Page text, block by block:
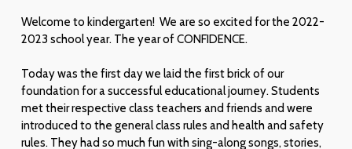
Welcome to kindergarten! We are so excited for the 2022-
2023 school year. The year of CONFIDENCE.
Today was the first day we laid the first brick of our
foundation for a successful educational journey. Students
met their respective class teachers and friends and were
introduced to the general class rules and health and safety
rules. They had so much fun with sing-along songs, stories,